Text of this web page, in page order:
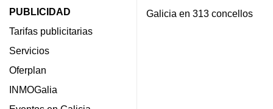
PUBLICIDAD
Tarifas publicitarias
Servicios
Oferplan
INMOGalia
Galicia en 313 concellos